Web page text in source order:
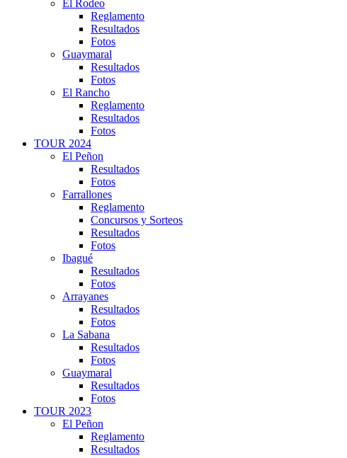
El Rodeo
Reglamento
Resultados
Fotos
Guaymaral
Resultados
Fotos
El Rancho
Reglamento
Resultados
Fotos
TOUR 2024
El Peñon
Resultados
Fotos
Farrallones
Reglamento
Concursos y Sorteos
Resultados
Fotos
Ibagué
Resultados
Fotos
Arrayanes
Resultados
Fotos
La Sabana
Resultados
Fotos
Guaymaral
Resultados
Fotos
TOUR 2023
El Peñon
Reglamento
Resultados